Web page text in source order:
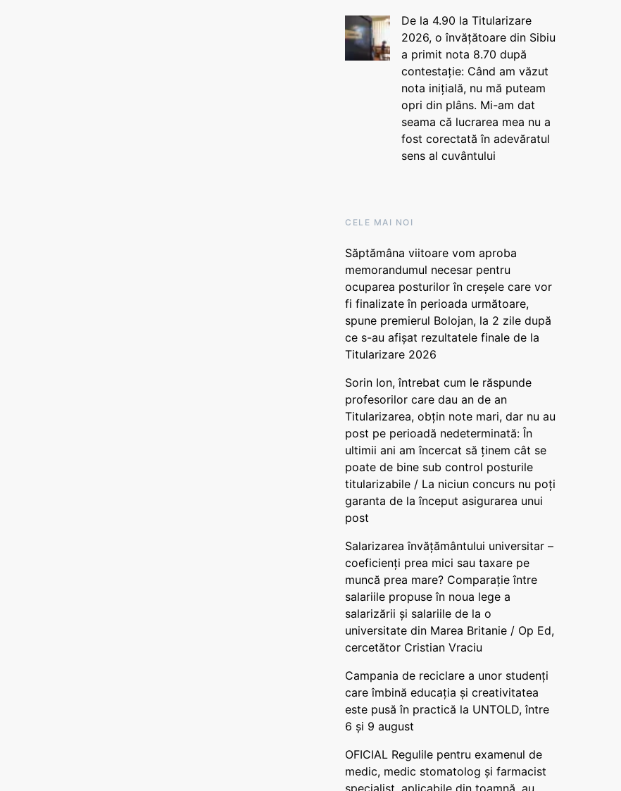
De la 4.90 la Titularizare
2026, o învățătoare din Sibiu
a primit nota 8.70 după
contestație: Când am văzut
nota inițială, nu mă puteam
opri din plâns. Mi-am dat
seama că lucrarea mea nu a
fost corectată în adevăratul
sens al cuvântului
CELE MAI NOI
Săptămâna viitoare vom aproba
memorandumul necesar pentru
ocuparea posturilor în creșele care vor
fi finalizate în perioada următoare,
spune premierul Bolojan, la 2 zile după
ce s-au afișat rezultatele finale de la
Titularizare 2026
Sorin Ion, întrebat cum le răspunde
profesorilor care dau an de an
Titularizarea, obțin note mari, dar nu au
post pe perioadă nedeterminată: În
ultimii ani am încercat să ținem cât se
poate de bine sub control posturile
titularizabile / La niciun concurs nu poți
garanta de la început asigurarea unui
post
Salarizarea învățământului universitar –
coeficienți prea mici sau taxare pe
muncă prea mare? Comparație între
salariile propuse în noua lege a
salarizării și salariile de la o
universitate din Marea Britanie / Op Ed,
cercetător Cristian Vraciu
Campania de reciclare a unor studenți
care îmbină educația și creativitatea
este pusă în practică la UNTOLD, între
6 și 9 august
OFICIAL Regulile pentru examenul de
medic, medic stomatolog și farmacist
specialist, aplicabile din toamnă, au